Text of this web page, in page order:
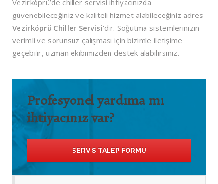
Vezirköprü’de chiller servisi ihtiyacınızda
güvenebileceğiniz ve kaliteli hizmet alabileceğiniz adres
Vezirköprü Chiller Servisi'dir. Soğutma sistemlerinizin
verimli ve sorunsuz çalışması için bizimle iletişime
geçebilir, uzman ekibimizden destek alabilirsiniz.
Profesyonel yardıma mı
ihtiyacınız var?
SERVIS TALEP FORMU